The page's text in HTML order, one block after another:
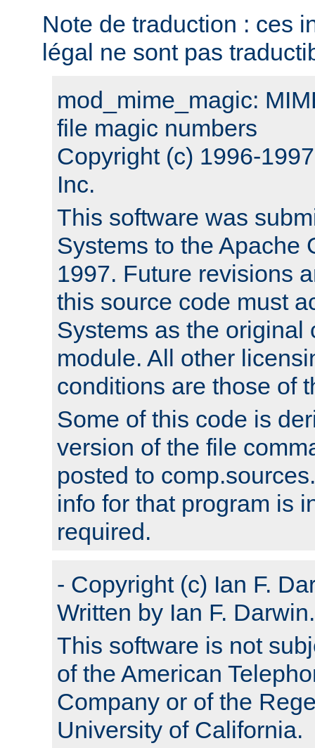
Note de traduction : ces
légal ne sont pas
mod_mime_magic:
file magic numbers
Copyright (c) 1996-
Inc.
This software was
Systems to the Apache
1997. Future revisions
this source code must
Systems as the original
module. All other
conditions are those of
Some of this code is
version of the file
posted to
info for that program is
required.
- Copyright (c) Ian F.
Written by Ian F. Darwin.
This software is not
of the American
Company or of the
University of California.